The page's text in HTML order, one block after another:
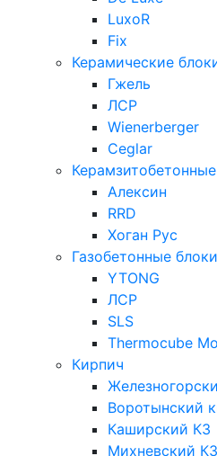
LuxoR
Fix
Керамические
Гжель
ЛСР
Wienerberger
Ceglar
Алексин
RRD
Хоган Рус
Газобетонные блоки
YTONG
ЛСР
SLS
Thermocube
Кирпич
Воротынский
Каширский КЗ
Михневский КЗ